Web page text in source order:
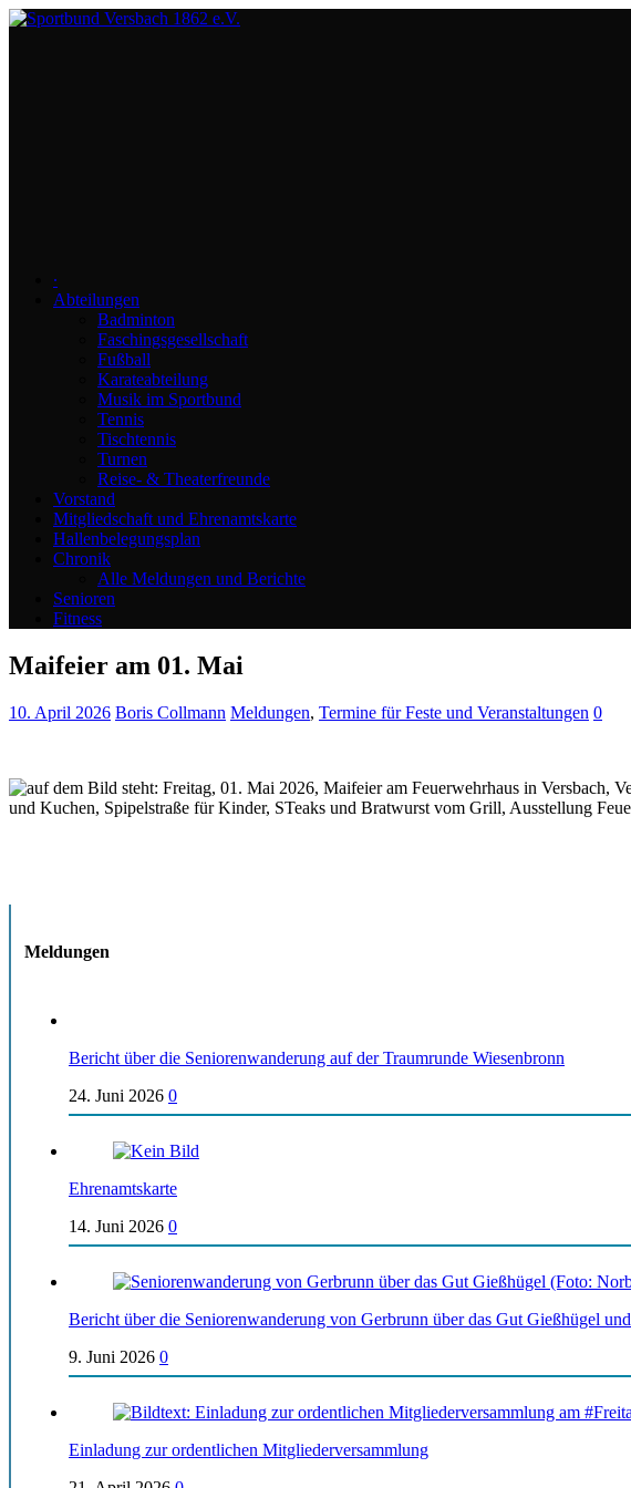
∙
Abteilungen
Badminton
Faschingsgesellschaft
Fußball
Karateabteilung
Musik im Sportbund
Tennis
Tischtennis
Turnen
Reise- & Theaterfreunde
Vorstand
Mitgliedschaft und Ehrenamtskarte
Hallenbelegungsplan
Chronik
Alle Meldungen und Berichte
Senioren
Fitness
Maifeier am 01. Mai
10. April 2026 Boris Collmann Meldungen, Termine für Feste und Veranstaltungen 0
Meldungen
Bericht über die Seniorenwanderung auf der Traumrunde Wiesenbronn
24. Juni 2026 0
Ehrenamtskarte
14. Juni 2026 0
Bericht über die Seniorenwanderung von Gerbrunn über das Gut Gießhügel
9. Juni 2026 0
Einladung zur ordentlichen Mitgliederversammlung